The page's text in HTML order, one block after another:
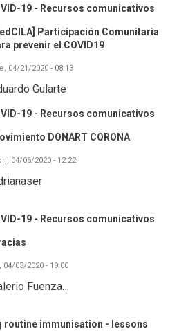
19 - Recursos comunicativos
Participación Comunitaria
prevenir el COVID19
04/21/2020 - 08:13
Gularte
19 - Recursos comunicativos
DONART CORONA
04/06/2020 - 12:22
19 - Recursos comunicativos
04/03/2020 - 19:00
Fuenza…
routine immunisation - lessons